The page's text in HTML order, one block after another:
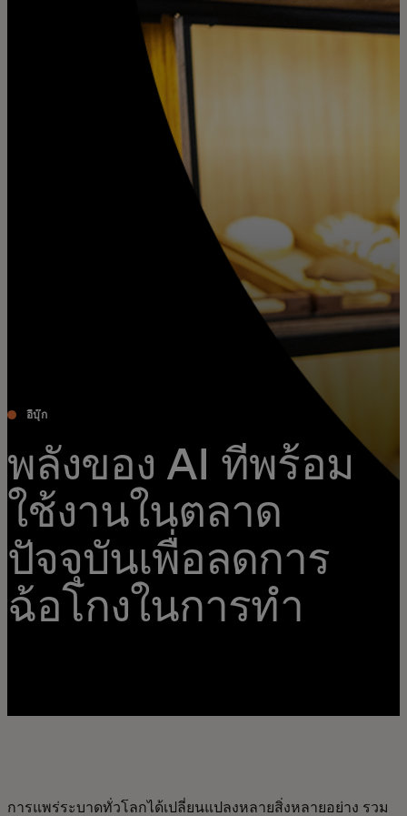
สำหรับผู้สร้างนวัตกรรม
อีบุ๊ก
พลังของ AI ที่พร้อม
ใช้งานในตลาด
ปัจจุบันเพื่อลดการ
ฉ้อโกงในการทำ
การแพร่ระบาดทั่วโลกได้เปลี่ยนแปลงหลายสิ่งหลายอย่าง รวม